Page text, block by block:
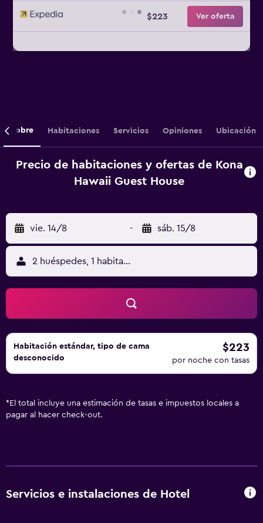
$223 Ver oferta
Sobre Habitaciones Servicios Opiniones Ubicación
Precio de habitaciones y ofertas de Kona
Hawaii Guest House
vie. 14/8 - sáb. 15/8
2 huéspedes, 1 habitación
Habitación estándar, tipo de cama
desconocido
$223
por noche con tasas
* El total incluye una estimación de tasas e impuestos locales a
pagar al hacer check-out.
Servicios e instalaciones de Hotel